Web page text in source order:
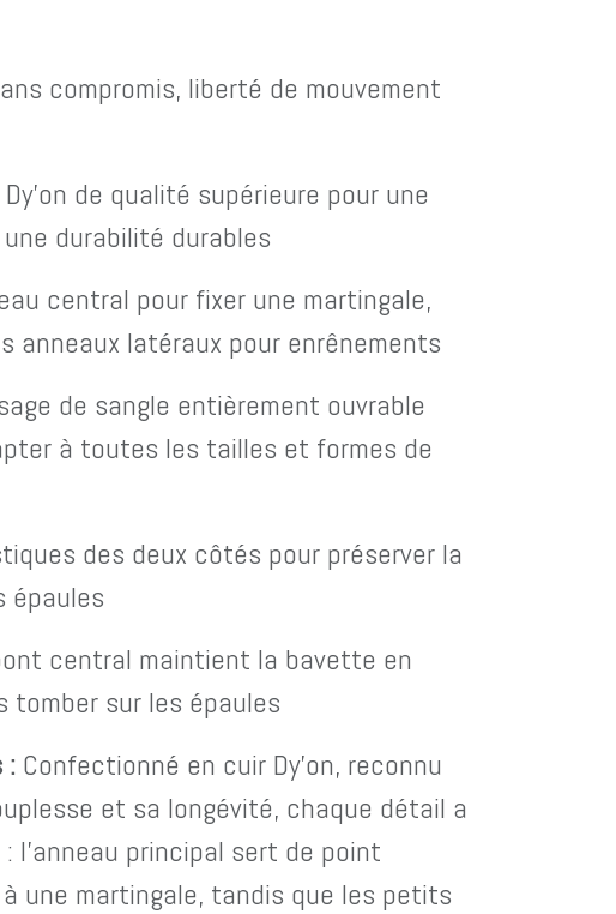
compromis, liberté de mouvement
de qualité supérieure pour une
durabilité durables
pour fixer une martingale,
anneaux latéraux pour enrênements
de sangle entièrement ouvrable
à toutes les tailles et formes de
des deux côtés pour préserver la
épaules
central maintient la bavette en
tomber sur les épaules
: Confectionné en cuir Dy'on, reconnu
et sa longévité, chaque détail a
l’anneau principal sert de point
une martingale, tandis que les petits